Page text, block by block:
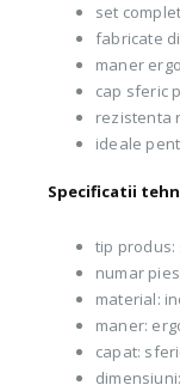
set
fabricate
maner
cap sferic
rezistenta
ideale
Specificatii
tip produs:
numar
material:
maner:
capat: